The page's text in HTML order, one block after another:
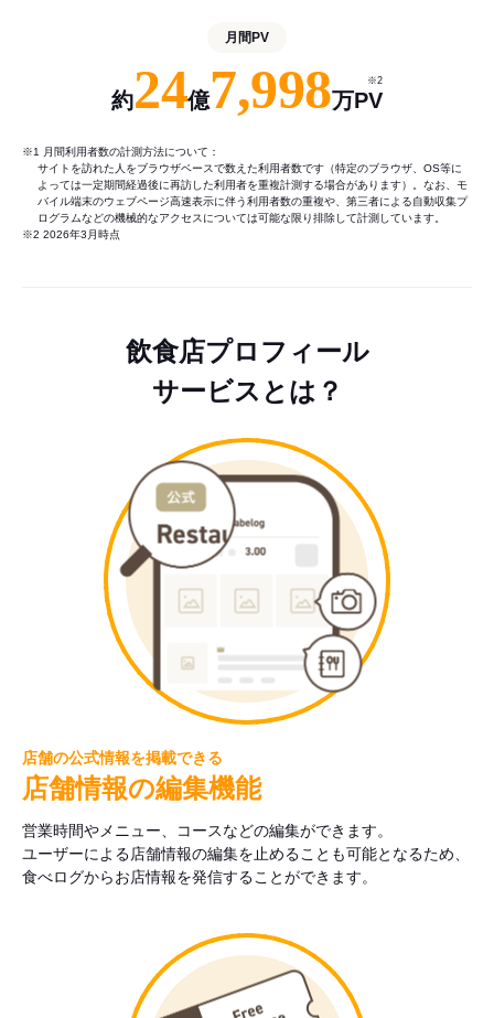
月間PV
約24億7,998万PV
※2
※1 月間利用者数の計測方法について：
サイトを訪れた人をブラウザベースで数えた利用者数です（特定のブラウザ、OS等に
よっては一定期間経過後に再訪した利用者を重複計測する場合があります）。なお、モ
バイル端末のウェブページ高速表示に伴う利用者数の重複や、第三者による自動収集プ
ログラムなどの機械的なアクセスについては可能な限り排除して計測しています。
※2 2026年3月時点
飲食店プロフィール
サービスとは？
店舗の公式情報を掲載できる
店舗情報の編集機能
営業時間やメニュー、コースなどの編集ができます。
ユーザーによる店舗情報の編集を止めることも可能となるため、
食べログからお店情報を発信することができます。